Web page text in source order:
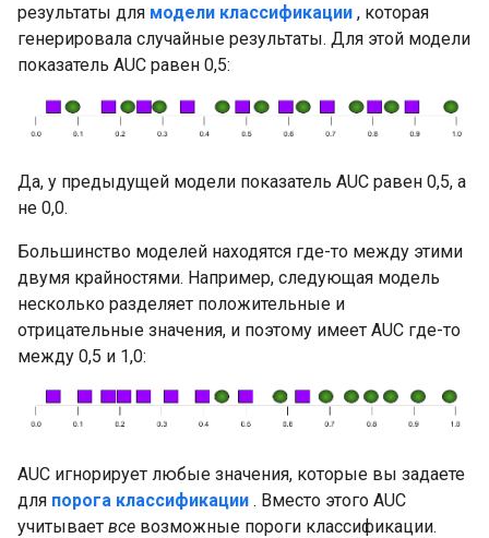
результаты для модели классификации , которая
генерировала случайные результаты. Для этой модели
показатель AUC равен 0,5:
Да, у предыдущей модели показатель AUC равен 0,5, а
не 0,0.
Большинство моделей находятся где-то между этими
двумя крайностями. Например, следующая модель
несколько разделяет положительные и
отрицательные значения, и поэтому имеет AUC где-то
между 0,5 и 1,0:
AUC игнорирует любые значения, которые вы задаете
для порога классификации . Вместо этого AUC
учитывает все возможные пороги классификации.